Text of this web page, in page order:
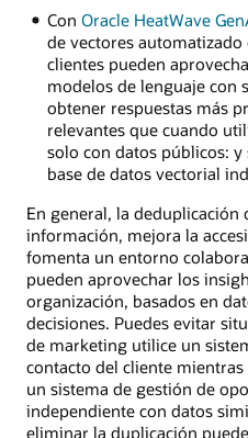
Con Oracle HeatWave
de vectores automatizado
clientes pueden
modelos de lenguaje con
obtener respuestas más
relevantes que cuando
solo con datos públicos:
base de datos vectorial
En general, la
información, mejora la
fomenta un entorno
pueden aprovechar los
organización, basados en
decisiones. Puedes evitar
de marketing utilice un
contacto del cliente
un sistema de gestión de
independiente con datos
eliminar la duplicación